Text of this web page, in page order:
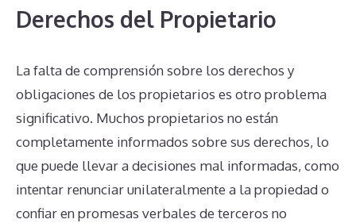
Derechos del Propietario
La falta de comprensión sobre los derechos y
obligaciones de los propietarios es otro problema
significativo. Muchos propietarios no están
completamente informados sobre sus derechos, lo
que puede llevar a decisiones mal informadas, como
intentar renunciar unilateralmente a la propiedad o
confiar en promesas verbales de terceros no